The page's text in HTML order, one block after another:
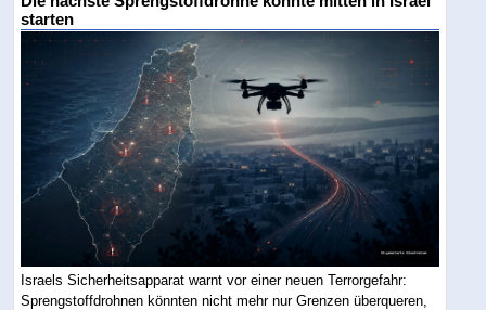
starten
Israels Sicherheitsapparat warnt vor einer neuen Terrorgefahr:
Sprengstoffdrohnen könnten nicht mehr nur Grenzen überqueren,